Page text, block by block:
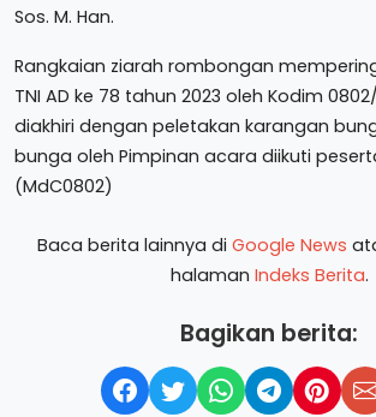
Sos. M. Han.
Rangkaian ziarah rombongan
TNI AD ke 78 tahun 2023 oleh Kodim
diakhiri dengan peletakan karangan
bunga oleh Pimpinan acara diikuti
(MdC0802)
Baca berita lainnya di Google News
halaman Indeks Berita.
Bagikan berita: